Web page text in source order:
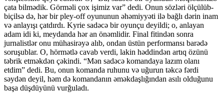
çata bilmədik. Görməli çox işimiz var” dedi. Onun sözləri ölçülüb-
biçilsə də, hər bir pley-off oyununun əhəmiyyəti ilə bağlı dərin inam
və anlayışı çatdırdı. Kyrie sadəcə bir oyunçu deyildi; o, anlayan
adam idi ki, meydanda hər an önəmlidir. Final fitindən sonra
jurnalistlər onu mühasirəyə alıb, ondan üstün performansı barədə
soruşublar. O, hörmətlə cavab verdi, lakin həddindən artıq özünü
təbrik etməkdən çəkindi. “Mən sadəcə komandaya lazım olanı
etdim” dedi. Bu, onun komanda ruhunu və uğurun təkcə fərdi
səydən deyil, həm də komandanın əməkdaşlığından asılı olduğunu
başa düşdüyünü vurğuladı.